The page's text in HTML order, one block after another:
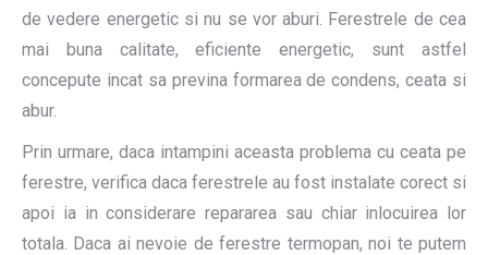
de vedere energetic si nu se vor aburi. Ferestrele de cea
mai buna calitate, eficiente energetic, sunt astfel
concepute incat sa previna formarea de condens, ceata si
abur.
Prin urmare, daca intampini aceasta problema cu ceata pe
ferestre, verifica daca ferestrele au fost instalate corect si
apoi ia in considerare repararea sau chiar inlocuirea lor
totala. Daca ai nevoie de ferestre termopan, noi te putem